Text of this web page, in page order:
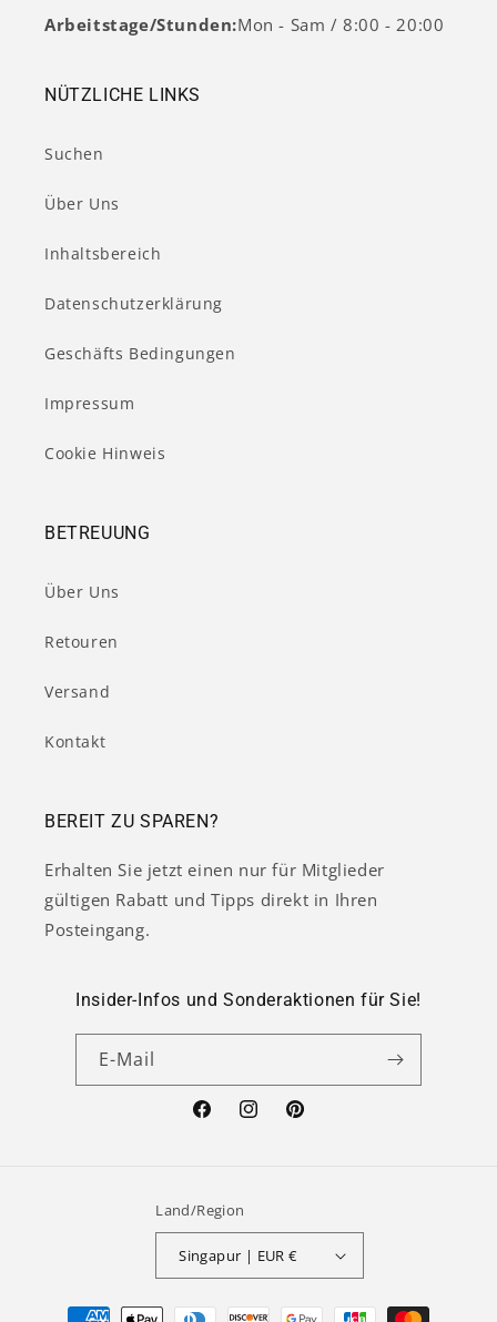
Arbeitstage/Stunden:Mon - Sam / 8:00 - 20:00
NÜTZLICHE LINKS
Suchen
Über Uns
Inhaltsbereich
Datenschutzerklärung
Geschäfts Bedingungen
Impressum
Cookie Hinweis
BETREUUNG
Über Uns
Retouren
Versand
Kontakt
BEREIT ZU SPAREN?
Erhalten Sie jetzt einen nur für Mitglieder
gültigen Rabatt und Tipps direkt in Ihren
Posteingang.
Insider-Infos und Sonderaktionen für Sie!
E-Mail
FacebookInstagramPinterest
Land/Region
Singapur | EUR €
Zahlungsmethoden